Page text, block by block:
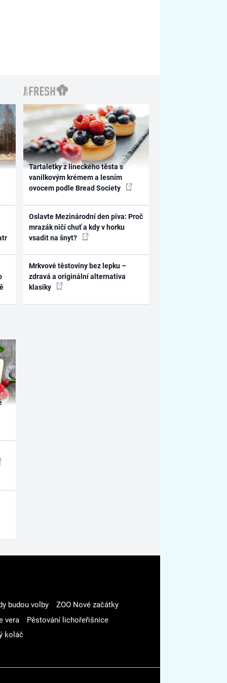
Tartaletky z lineckého těsta s
vanilkovým krémem a lesním
ovocem podle Bread Society
Oslavte Mezinárodní den piva: Proč
mrazák ničí chuť a kdy v horku
vsadit na šnyt?
Mrkvové těstoviny bez lepku –
zdravá a originální alternativa
klasiky
budou volby
ZOO Nové začátky
vera
Pěstování lichořeřišnice
koláč